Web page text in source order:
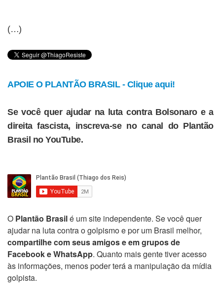
(…)
APOIE O PLANTÃO BRASIL - Clique aqui!
Se você quer ajudar na luta contra Bolsonaro e a
direita fascista, inscreva-se no canal do Plantão
Brasil no YouTube.
O Plantão Brasilé um site independente. Se você quer
ajudar na luta contra o golpismo e por um Brasil melhor,
compartilhe com seus amigos e em grupos de
Facebook e WhatsApp. Quanto mais gente tiver acesso
às informações, menos poder terá a manipulação da mídia
golpista.